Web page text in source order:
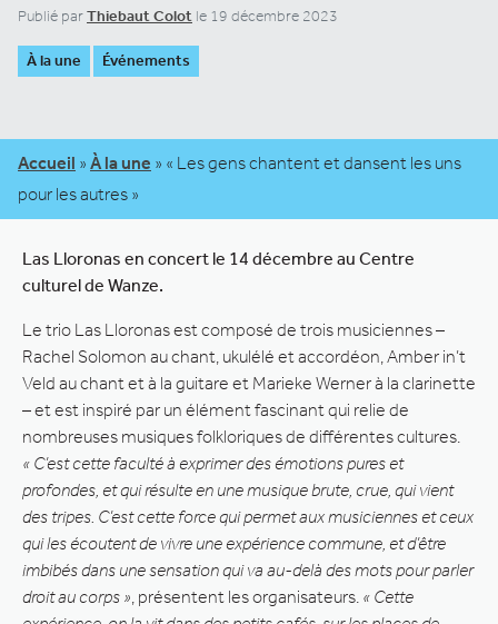
Publié parThiebaut Colot le 19 décembre 2023
À la une Événements
Accueil » À la une » « Les gens chantent et dansent les uns
pour les autres »
Las Lloronas en concert le 14 décembre au Centre
culturel de Wanze.
Le trio Las Lloronas est composé de trois musiciennes –
Rachel Solomon au chant, ukulélé et accordéon, Amber in’t
Veld au chant et à la guitare et Marieke Werner à la clarinette
– et est inspiré par un élément fascinant qui relie de
nombreuses musiques folkloriques de différentes cultures.
« C’est cette faculté à exprimer des émotions pures et
profondes, et qui résulte en une musique brute, crue, qui vient
des tripes. C’est cette force qui permet aux musiciennes et ceux
qui les écoutent de vivre une expérience commune, et d’être
imbibés dans une sensation qui va au-delà des mots pour parler
droit au corps » , présentent les organisateurs. « Cette